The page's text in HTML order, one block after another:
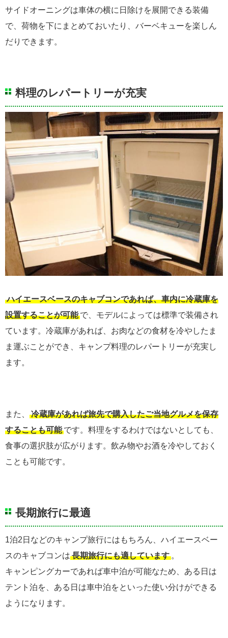
サイドオーニングは車体の横に日除けを展開できる装備
で、荷物を下にまとめておいたり、バーベキューを楽しん
だりできます。
料理のレパートリーが充実
ハイエースベースのキャブコンであれば、車内に冷蔵庫を
設置することが可能 で、モデルによっては標準で装備され
ています。冷蔵庫があれば、お肉などの食材を冷やしたま
ま運ぶことができ、キャンプ料理のレパートリーが充実し
ます。
また、
冷蔵庫があれば旅先で購入したご当地グルメを保存
することも可能 です。料理をするわけではないとしても、
食事の選択肢が広がります。飲み物やお酒を冷やしておく
ことも可能です。
長期旅行に最適
1泊2日などのキャンプ旅行にはもちろん、ハイエースベー
スのキャブコンは 長期旅行にも適しています 。
キャンピングカーであれば車中泊が可能なため、ある日は
テント泊を、ある日は車中泊をといった使い分けができる
ようになります。